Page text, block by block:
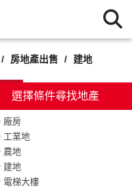
選擇條件尋找地產
廠房
工業地
農地
建地
電梯大樓
房地產出售 建地